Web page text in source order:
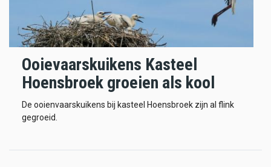
Ooievaarskuikens Kasteel
Hoensbroek groeien als kool
De ooienvaarskuikens bij kasteel Hoensbroek zijn al flink
gegroeid.